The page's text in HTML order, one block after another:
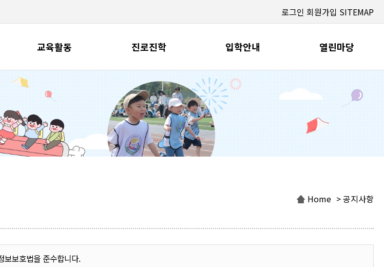
로그인 회원가입 SITEMAP
교육활동 진로진학 입학안내 열린마당
Home > 공지사항
보보호법을 준수합니다.